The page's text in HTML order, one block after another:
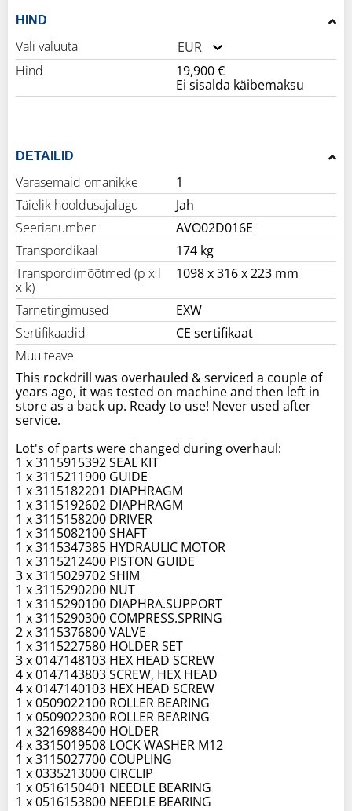
HIND
Vali valuuta
EUR
Hind
19,900 €
Ei sisalda käibemaksu
DETAILID
Varasemaid omanikke
1
Täielik hooldusajalugu
Jah
Seerianumber
AVO02D016E
Transpordikaal
174 kg
Transpordimõõtmed (p x l
x k)
1098 x 316 x 223 mm
Tarnetingimused
EXW
Sertifikaadid
CE sertifikaat
Muu teave
This rockdrill was overhauled & serviced a couple of
years ago, it was tested on machine and then left in
store as a back up. Ready to use! Never used after
service.
Lot's of parts were changed during overhaul:
1 x 3115915392 SEAL KIT
1 x 3115211900 GUIDE
1 x 3115182201 DIAPHRAGM
1 x 3115192602 DIAPHRAGM
1 x 3115158200 DRIVER
1 x 3115082100 SHAFT
1 x 3115347385 HYDRAULIC MOTOR
1 x 3115212400 PISTON GUIDE
3 x 3115029702 SHIM
1 x 3115290200 NUT
1 x 3115290100 DIAPHRA.SUPPORT
1 x 3115290300 COMPRESS.SPRING
2 x 3115376800 VALVE
1 x 3115227580 HOLDER SET
3 x 0147148103 HEX HEAD SCREW
4 x 0147143803 SCREW, HEX HEAD
4 x 0147140103 HEX HEAD SCREW
1 x 0509022100 ROLLER BEARING
1 x 0509022300 ROLLER BEARING
1 x 3216988400 HOLDER
4 x 3315019508 LOCK WASHER M12
1 x 3115027700 COUPLING
1 x 0335213000 CIRCLIP
1 x 0516150401 NEEDLE BEARING
1 x 0516153800 NEEDLE BEARING